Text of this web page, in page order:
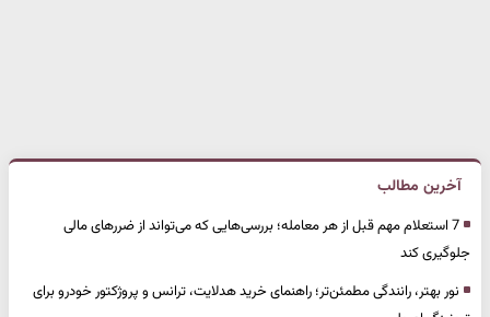
آخرین مطالب
7 استعلام مهم قبل از هر معامله؛ بررسی‌هایی که می‌تواند از ضررهای مالی
جلوگیری کند
نور بهتر، رانندگی مطمئن‌تر؛ راهنمای خرید هدلایت، ترانس و پروژکتور خودرو برای